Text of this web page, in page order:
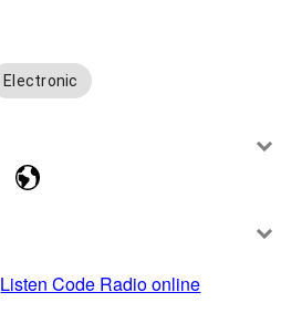
Electronic
Listen Code Radio online